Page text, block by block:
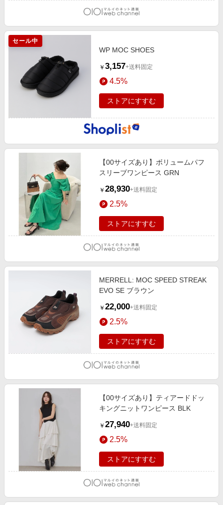
セール中
WP MOC SHOES
￥ 3,157+送料固定
4.5%
ストアにすすむ
【00サイズあり】ボリュームパフ
スリーブワンピース GRN
￥ 28,930+送料固定
2.5%
ストアにすすむ
MERRELL: MOC SPEED STREAK
EVO SE ブラウン
￥ 22,000+送料固定
2.5%
ストアにすすむ
【00サイズあり】ティアードドッ
キングニットワンピース BLK
￥ 27,940+送料固定
2.5%
ストアにすすむ